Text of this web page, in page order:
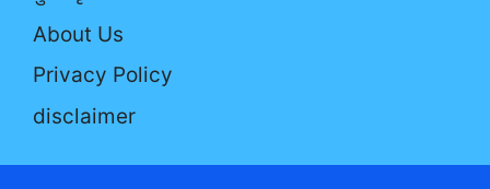
About Us
Privacy Policy
disclaimer